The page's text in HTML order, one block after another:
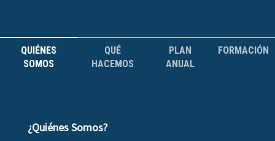
QUIÉNES
SOMOS
QUÉ
HACEMOS
PLAN
ANUAL
FORMACIÓN
¿Quiénes Somos?